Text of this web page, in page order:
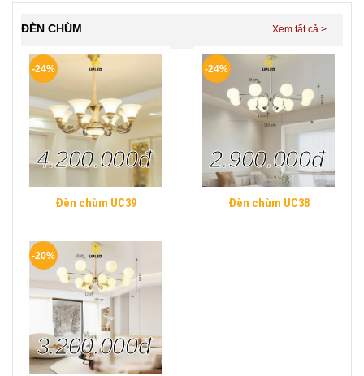
ĐÈN CHÙM
Đèn chùm UC39
4.200.000đ
-24%
Đèn chùm UC38
2.900.000đ
-24%
3.200.000đ
-20%